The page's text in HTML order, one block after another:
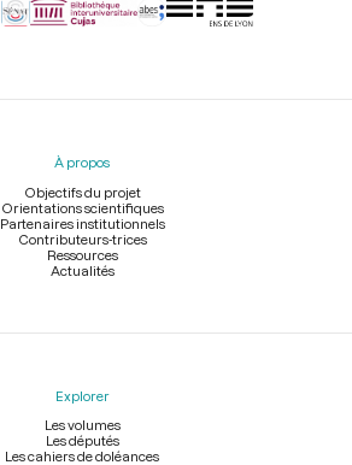
À propos
Objectifs du projet
Orientations scientifiques
Partenaires institutionnels
Contributeurs-trices
Ressources
Actualités
Explorer
Les volumes
Les députés
Les cahiers de doléances